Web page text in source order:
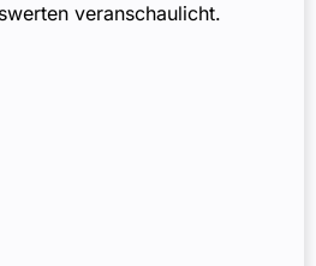
veranschaulicht.